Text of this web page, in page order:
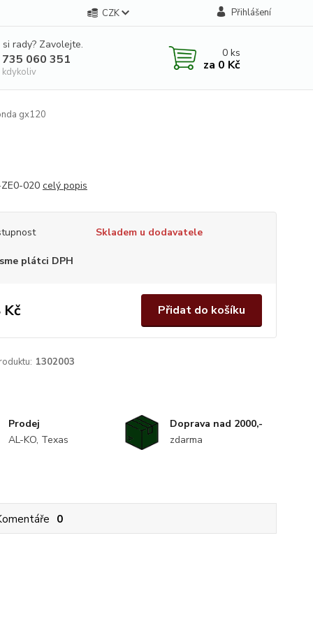
CZK Přihlášení
rady? Zavolejte.
060 351
kdykoliv
0ks
za 0 Kč
gx120
020 celý popis
Skladem u dodavatele
plátci DPH
Kč Přidat do košíku
1302003
Prodej
AL-KO, Texas
Doprava nad 2000,-
zdarma
0